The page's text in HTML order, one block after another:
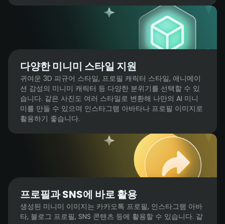
다양한 미니미 스타일 지원
귀여운 3D 피규어 스타일, 프로필 캐릭터 스타일, 애니메이
션 감성의 미니미 캐릭터 등 다양한 분위기를 선택할 수 있
습니다. 같은 사진도 여러 스타일로 변환해 나만의 AI 미니
미를 만들 수 있으며 인스타그램 아바타나 프로필 이미지로
활용하기 좋습니다.
프로필과 SNS에 바로 활용
생성된 미니미 이미지는 카카오톡 프로필, 인스타그램 아바
타, 블로그 프로필, SNS 콘텐츠 등에 활용할 수 있습니다. 같